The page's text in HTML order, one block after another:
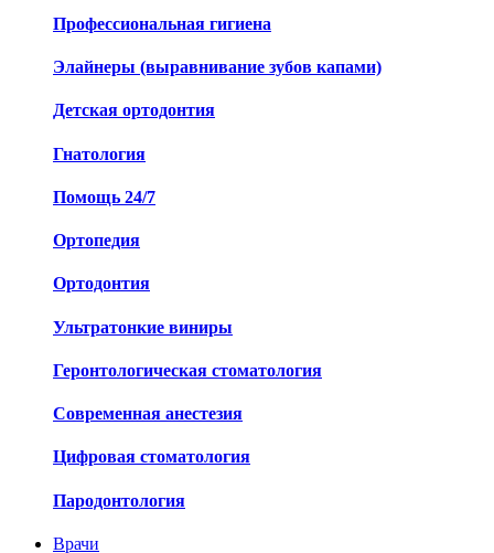
Профессиональная гигиена
Элайнеры (выравнивание зубов капами)
Детская ортодонтия
Гнатология
Помощь 24/7
Ортопедия
Ортодонтия
Ультратонкие виниры
Геронтологическая стоматология
Современная анестезия
Цифровая стоматология
Пародонтология
Врачи